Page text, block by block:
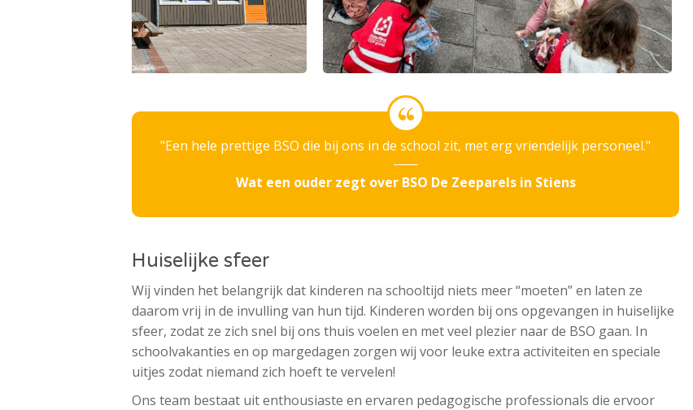
Een hele prettige BSO die bij ons in de school zit, met erg vriendelijk personeel.
Wat een ouder zegt over BSO De Zeeparels in Stiens
Huiselijke sfeer
Wij vinden het belangrijk dat kinderen na schooltijd niets meer “moeten” en laten ze
daarom vrij in de invulling van hun tijd. Kinderen worden bij ons opgevangen in huiselijke
sfeer, zodat ze zich snel bij ons thuis voelen en met veel plezier naar de BSO gaan. In
schoolvakanties en op margedagen zorgen wij voor leuke extra activiteiten en speciale
uitjes zodat niemand zich hoeft te vervelen!
Ons team bestaat uit enthousiaste en ervaren pedagogische professionals die ervoor